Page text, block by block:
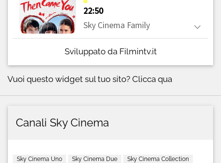
Sviluppato da Filmintv.it
Vuoi questo widget sul tuo sito? Clicca qua
Canali Sky Cinema
Sky Cinema Uno Sky Cinema Due Sky Cinema Collection